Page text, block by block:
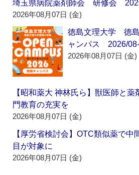
埼玉県病院薬剤師会 研修会
2026年08月07日 (金)
徳島文理大学 徳
ャンパス 2026/
2026年08月07日 (金)
【昭和薬大 神林氏ら】獣医師と
門教育の充実を
2026年08月07日 (金)
【厚労省検討会】OTC類似薬で中
目が対象に
2026年08月07日 (金)